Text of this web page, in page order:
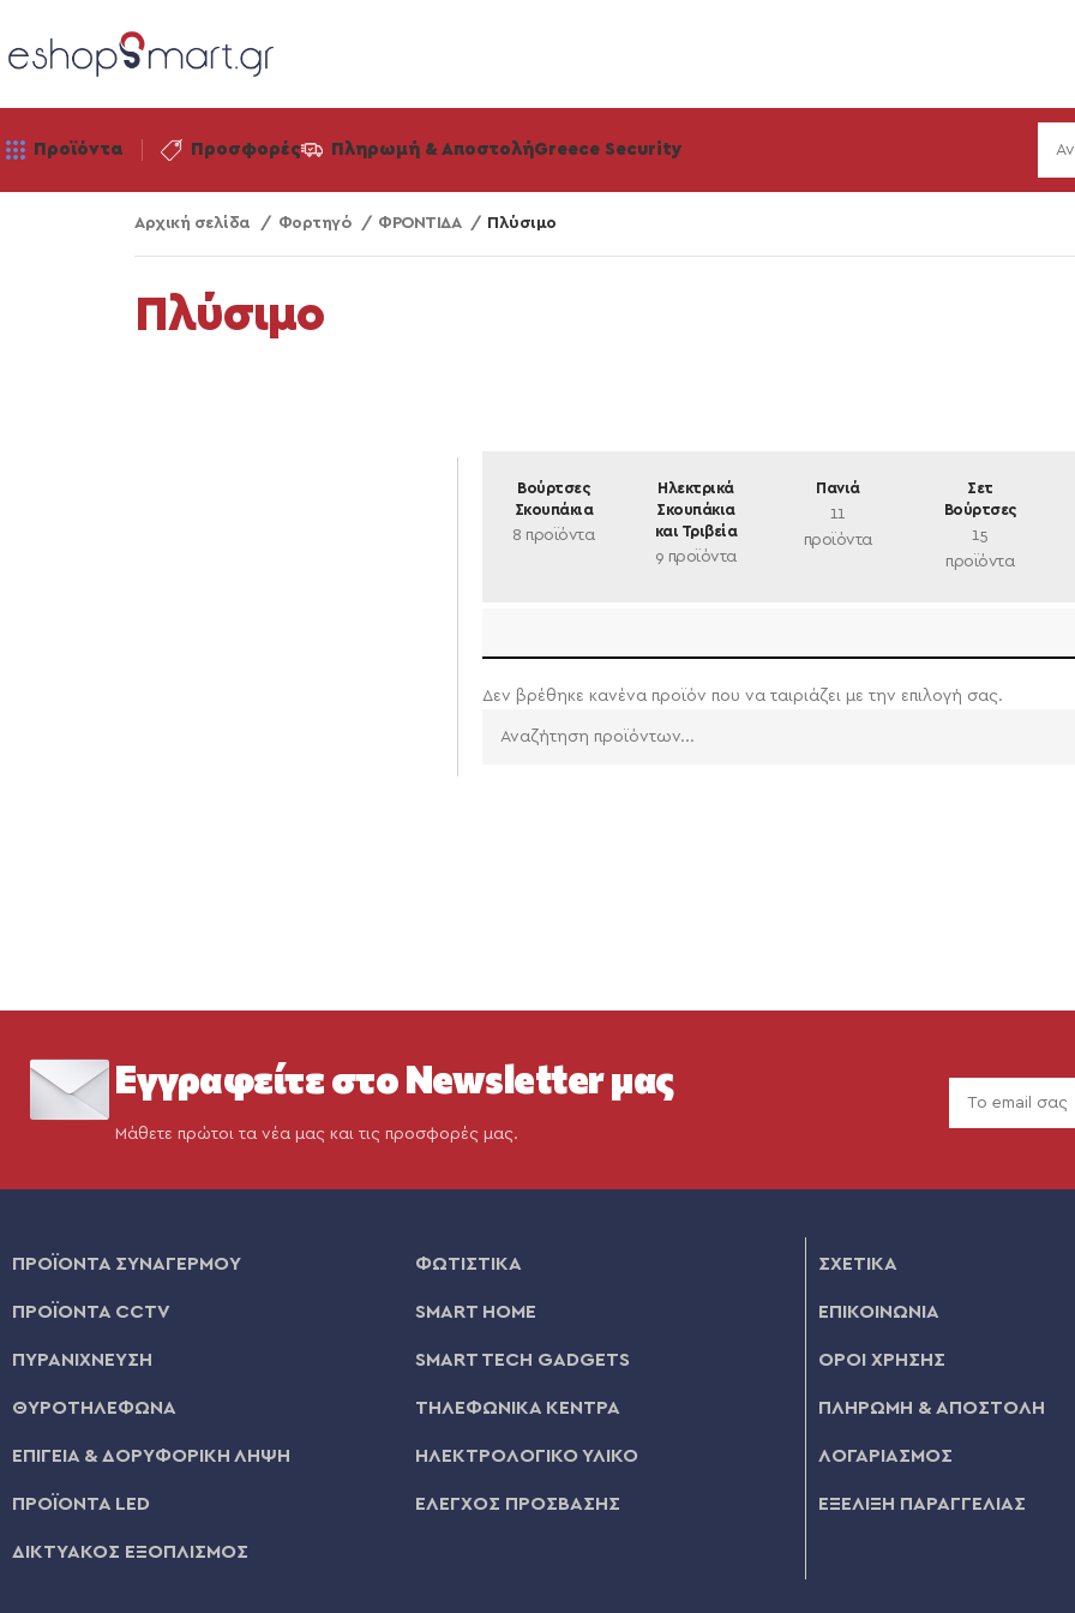
Προϊόντα Προσφορές Πληρωμή & ΑποστολήGreece Security
Αρχική σελίδα Φορτηγό ΦΡΟΝΤΙΔΑ Πλύσιμο
Πλύσιμο
Βούρτσες
Σκουπάκια
8 προϊόντα
Ηλεκτρικά
Σκουπάκια
και Τριβεία
9 προϊόντα
Πανιά
11
προϊόντα
Σετ
Βούρτσες
15
προϊόντα
Δεν βρέθηκε κανένα προϊόν που να ταιριάζει με την επιλογή σας.
Εγγραφείτε στο Newsletter μας
Μάθετε πρώτοι τα νέα μας και τις προσφορές μας.
ΠΡΟΪΟΝΤΑ ΣΥΝΑΓΕΡΜΟΥ
ΠΡΟΪΟΝΤΑ CCTV
ΠΥΡΑΝΙΧΝΕΥΣΗ
ΘΥΡΟΤΗΛΕΦΩΝΑ
ΕΠΙΓΕΙΑ & ΔΟΡΥΦΟΡΙΚΗ ΛΗΨΗ
ΠΡΟΪΟΝΤΑ LED
ΔΙΚΤΥΑΚΟΣ ΕΞΟΠΛΙΣΜΟΣ
ΦΩΤΙΣΤΙΚΑ
SMART HOME
SMART TECH GADGETS
ΤΗΛΕΦΩΝΙΚΑ ΚΕΝΤΡΑ
ΗΛΕΚΤΡΟΛΟΓΙΚΟ ΥΛΙΚΟ
ΕΛΕΓΧΟΣ ΠΡΟΣΒΑΣΗΣ
ΣΧΕΤΙΚΑ
ΕΠΙΚΟΙΝΩΝΙΑ
ΟΡΟΙ ΧΡΗΣΗΣ
ΠΛΗΡΩΜΗ & ΑΠΟΣΤΟΛΗ
ΛΟΓΑΡΙΑΣΜΟΣ
ΕΞΕΛΙΞΗ ΠΑΡΑΓΓΕΛΙΑΣ